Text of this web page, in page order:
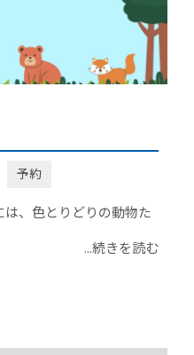
予約
、色とりどりの動物た
...続きを読む